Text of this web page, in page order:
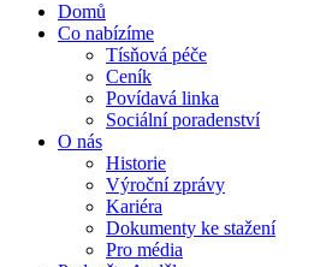
Domů
Co nabízíme
Tísňová péče
Ceník
Povídavá linka
Sociální poradenství
O nás
Historie
Výroční zprávy
Kariéra
Dokumenty ke stažení
Pro média